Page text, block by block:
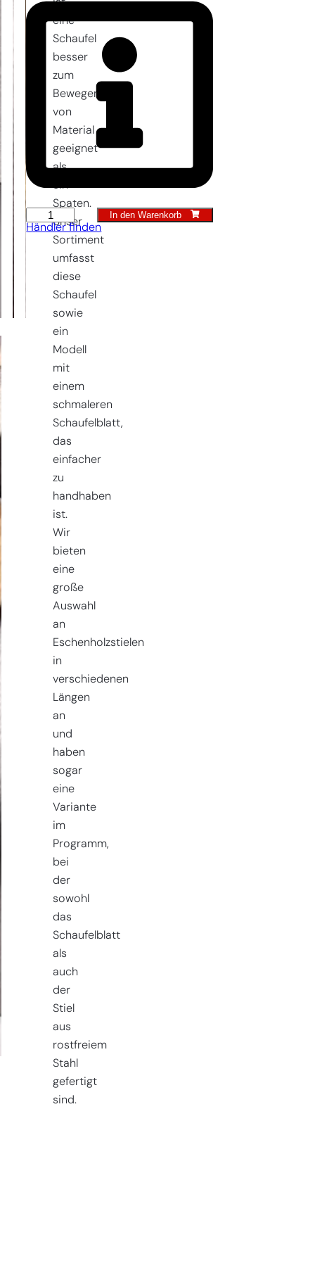
Holländische
Sandschaufel
Menge
In den Warenkorb
Händler finden
ist
eine
Schaufel
besser
zum
Bewegen
von
Material
geeignet
als
ein
Spaten.
Unser
Sortiment
umfasst
diese
Schaufel
sowie
ein
Modell
mit
einem
schmaleren
Schaufelblatt,
das
einfacher
zu
handhaben
ist.
Wir
bieten
eine
große
Auswahl
an
Eschenholzstielen
in
verschiedenen
Längen
an
und
haben
sogar
eine
Variante
im
Programm,
bei
der
sowohl
das
Schaufelblatt
als
auch
der
Stiel
aus
rostfreiem
Stahl
gefertigt
sind.